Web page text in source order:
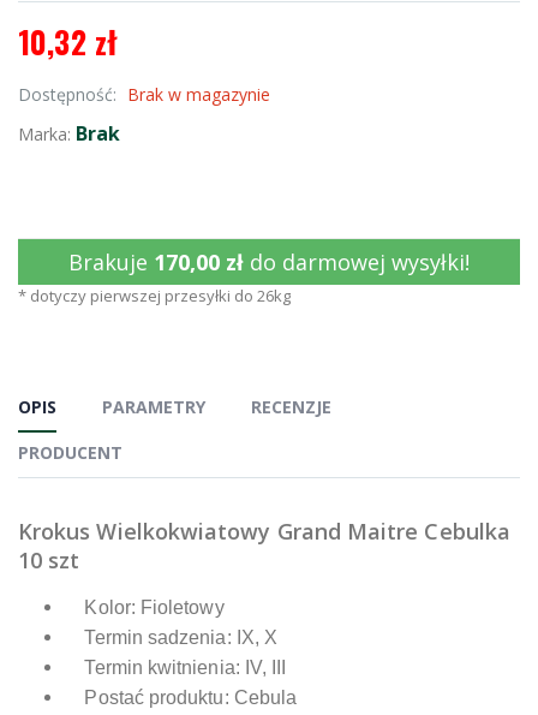
10,32 zł
Dostępność: Brak w magazynie
Marka: Brak
Brakuje 170,00 zł do darmowej wysyłki!
* dotyczy pierwszej przesyłki do 26kg
OPIS PARAMETRY
RECENZJE
PRODUCENT
Krokus Wielkokwiatowy Grand Maitre Cebulka
10 szt
Kolor: Fioletowy
Termin sadzenia: IX, X
Termin kwitnienia: IV, III
Postać produktu: Cebula